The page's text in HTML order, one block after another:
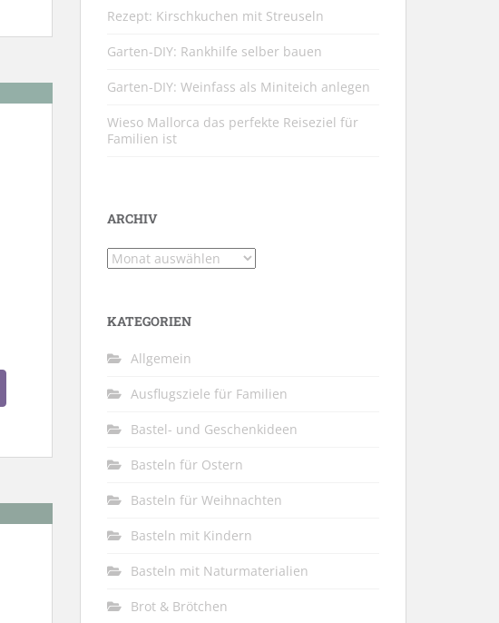
Rezept: Kirschkuchen mit Streuseln
Garten-DIY: Rankhilfe selber bauen
Garten-DIY: Weinfass als Miniteich anlegen
Wieso Mallorca das perfekte Reiseziel für
Familien ist
ARCHIV
Archiv
KATEGORIEN
Allgemein
Ausflugsziele für Familien
Bastel- und Geschenkideen
Basteln für Ostern
Basteln für Weihnachten
Basteln mit Kindern
Basteln mit Naturmaterialien
Brot & Brötchen